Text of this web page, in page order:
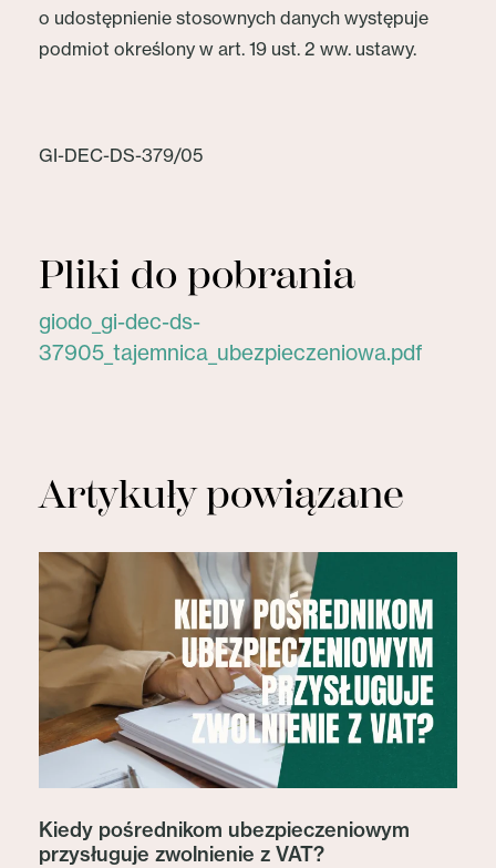
o udostępnienie stosownych danych występuje
podmiot określony w art. 19 ust. 2 ww. ustawy.
GI-DEC-DS-379/05
Pliki do pobrania
giodo_gi-dec-ds-
37905_tajemnica_ubezpieczeniowa.pdf
Artykuły powiązane
Kiedy pośrednikom ubezpieczeniowym
przysługuje zwolnienie z VAT?